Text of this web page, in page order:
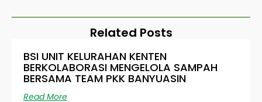
Related Posts
BSI UNIT KELURAHAN KENTEN
BERKOLABORASI MENGELOLA SAMPAH
BERSAMA TEAM PKK BANYUASIN
Read More